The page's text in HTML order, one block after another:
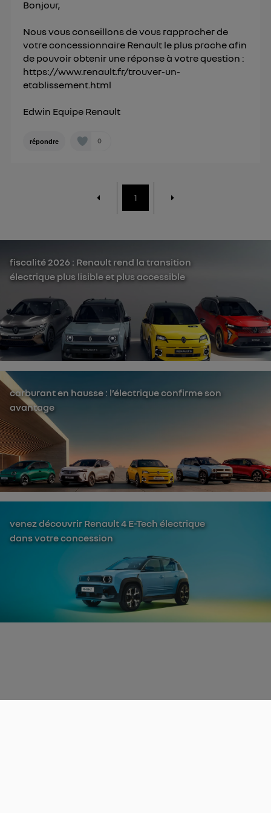
Bonjour,
Nous vous conseillons de vous rapprocher de
votre concessionnaire Renault le plus proche afin
de pouvoir obtenir une réponse à votre question :
https://www.renault.fr/trouver-un-
etablissement.html
Edwin Equipe Renault
répondre 0
1
fiscalité 2026 : Renault rend la transition
électrique plus lisible et plus accessible
carburant en hausse : l’électrique confirme son
avantage
venez découvrir Renault 4 E-Tech électrique
dans votre concession